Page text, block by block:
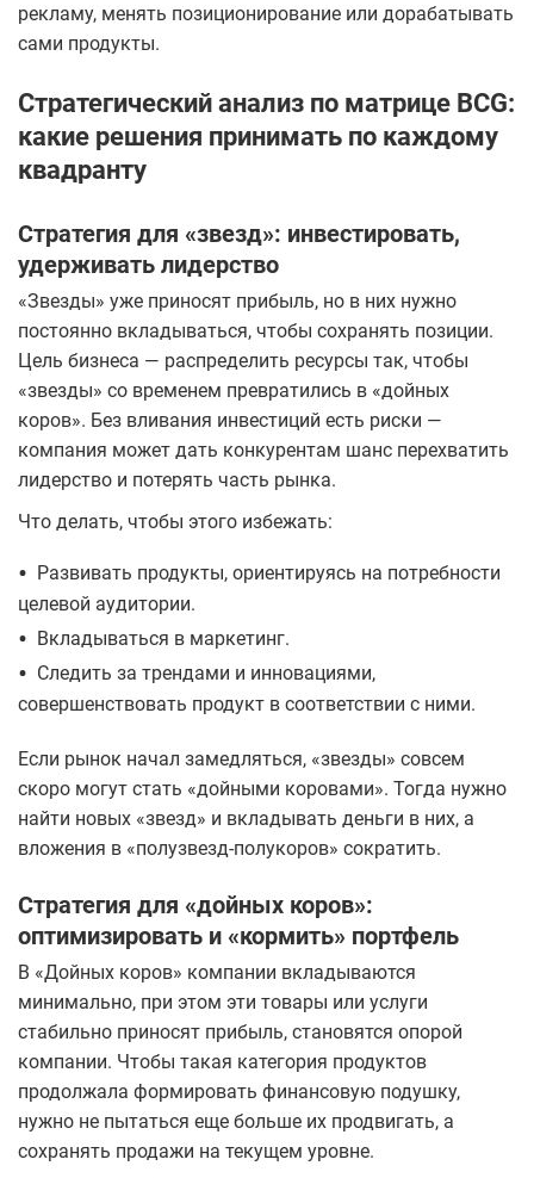
рекламу, менять позиционирование или дорабатывать
сами продукты.
Стратегический анализ по матрице BCG:
какие решения принимать по каждому
квадранту
Стратегия для «звезд»: инвестировать,
удерживать лидерство
«Звезды» уже приносят прибыль, но в них нужно
постоянно вкладываться, чтобы сохранять позиции.
Цель бизнеса — распределить ресурсы так, чтобы
«звезды» со временем превратились в «дойных
коров». Без вливания инвестиций есть риски —
компания может дать конкурентам шанс перехватить
лидерство и потерять часть рынка.
Что делать, чтобы этого избежать:
• Развивать продукты, ориентируясь на потребности
целевой аудитории.
• Вкладываться в маркетинг.
• Следить за трендами и инновациями,
совершенствовать продукт в соответствии с ними.
Если рынок начал замедляться, «звезды» совсем
скоро могут стать «дойными коровами». Тогда нужно
найти новых «звезд» и вкладывать деньги в них, а
вложения в «полузвезд-полукоров» сократить.
Стратегия для «дойных коров»:
оптимизировать и «кормить» портфель
В «Дойных коров» компании вкладываются
минимально, при этом эти товары или услуги
стабильно приносят прибыль, становятся опорой
компании. Чтобы такая категория продуктов
продолжала формировать финансовую подушку,
нужно не пытаться еще больше их продвигать, а
сохранять продажи на текущем уровне.